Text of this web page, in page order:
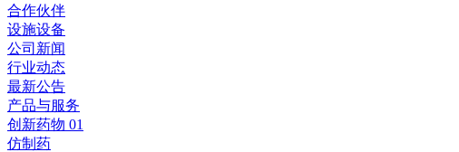
合作伙伴
设施设备
公司新闻
行业动态
最新公告
产品与服务
创新药物 01
仿制药